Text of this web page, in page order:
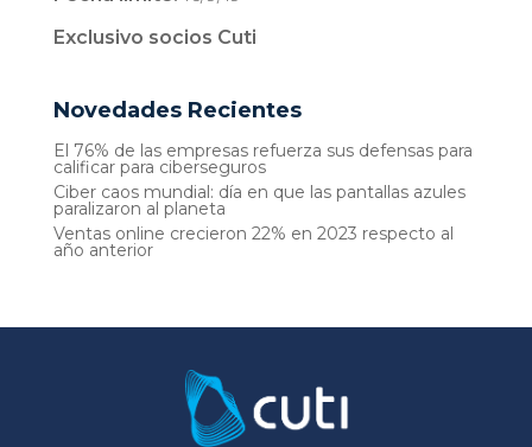
Exclusivo socios Cuti
Novedades Recientes
El 76% de las empresas refuerza sus defensas para
calificar para ciberseguros
Ciber caos mundial: día en que las pantallas azules
paralizaron al planeta
Ventas online crecieron 22% en 2023 respecto al
año anterior